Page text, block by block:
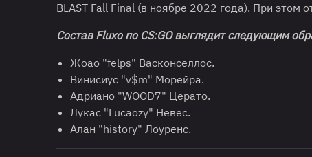
BLAST Fall Final (в ноябре 2022 года). При этом
Состав Fluxoпо CS:GOвыглядит следующим
Жоао "felps" Васконселлос.
Винисиус "v$m" Морейра.
Адриано "WOOD7" Церато.
Лукас "Lucaozy" Невес.
Алан "history" Лоуренс.